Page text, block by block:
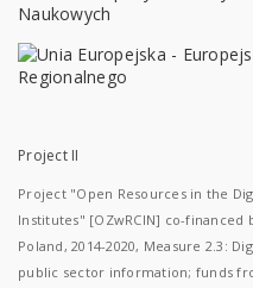
Project II
Project "Open Resources in the
Institutes" [OZwRCIN] co-financed
Poland, 2014-2020, Measure 2.3:
public sector information; funds